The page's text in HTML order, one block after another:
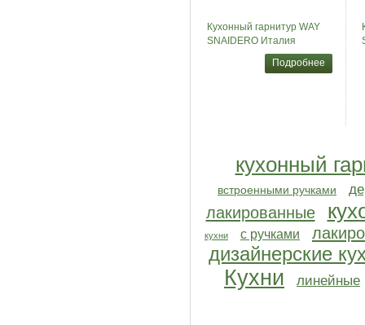
Кухонный гарнитур WAY
SNAIDERO Италия
Подробнее
кухонный
встроенными ручками
лакированные
кухни с ручками
дизайнерские
Кухни линейные